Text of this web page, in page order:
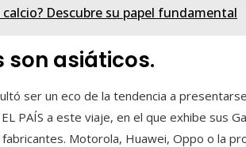
calcio? Descubre su papel fundamental
son asiáticos.
ser un eco de la tendencia a presentarse
PAÍS a este viaje, en el que exhibe sus
Motorola, Huawei, Oppo o la